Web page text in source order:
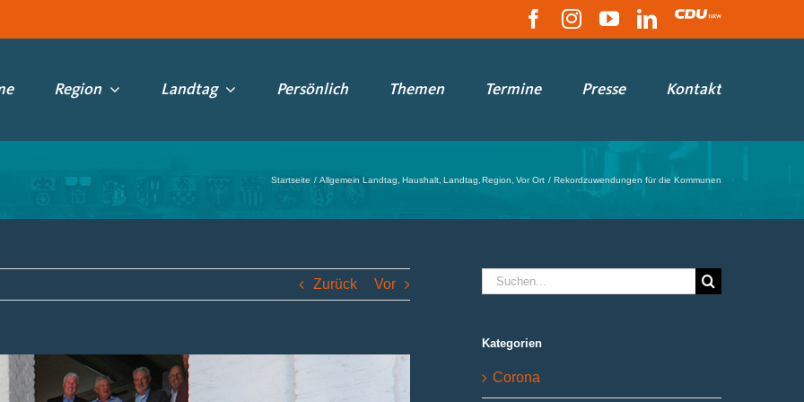
Facebook
Instagram
YouTubeLinkedIn
CDU
Region Landtag Persönlich Themen Termine Presse Kontakt
Startseite Allgemein Landtag Haushalt Landtag Region Vor Ort Rekordzuwendungen für die Kommunen
Zurück Vor
Suche
nach:
Kategorien
Corona